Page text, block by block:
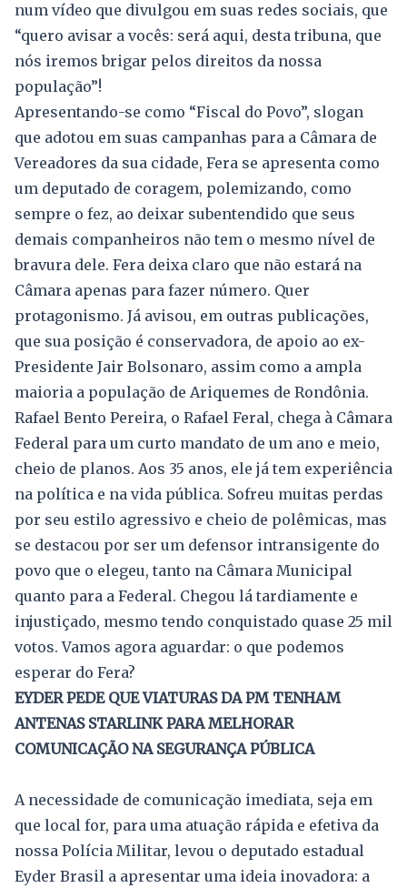
num vídeo que divulgou em suas redes sociais, que
“quero avisar a vocês: será aqui, desta tribuna, que
nós iremos brigar pelos direitos da nossa
população”!
Apresentando-se como “Fiscal do Povo”, slogan
que adotou em suas campanhas para a Câmara de
Vereadores da sua cidade, Fera se apresenta como
um deputado de coragem, polemizando, como
sempre o fez, ao deixar subentendido que seus
demais companheiros não tem o mesmo nível de
bravura dele. Fera deixa claro que não estará na
Câmara apenas para fazer número. Quer
protagonismo. Já avisou, em outras publicações,
que sua posição é conservadora, de apoio ao ex-
Presidente Jair Bolsonaro, assim como a ampla
maioria a população de Ariquemes de Rondônia.
Rafael Bento Pereira, o Rafael Feral, chega à Câmara
Federal para um curto mandato de um ano e meio,
cheio de planos. Aos 35 anos, ele já tem experiência
na política e na vida pública. Sofreu muitas perdas
por seu estilo agressivo e cheio de polêmicas, mas
se destacou por ser um defensor intransigente do
povo que o elegeu, tanto na Câmara Municipal
quanto para a Federal. Chegou lá tardiamente e
injustiçado, mesmo tendo conquistado quase 25 mil
votos. Vamos agora aguardar: o que podemos
esperar do Fera?
EYDER PEDE QUE VIATURAS DA PM TENHAM
ANTENAS STARLINK PARA MELHORAR
COMUNICAÇÃO NA SEGURANÇA PÚBLICA
A necessidade de comunicação imediata, seja em
que local for, para uma atuação rápida e efetiva da
nossa Polícia Militar, levou o deputado estadual
Eyder Brasil a apresentar uma ideia inovadora: a